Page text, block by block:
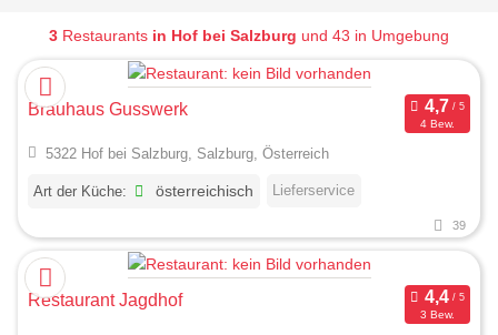
3 Restaurants in Hof bei Salzburg und 43 in Umgebung
Brauhaus Gusswerk
4 Bew.
5322 Hof bei Salzburg, Salzburg, Österreich
Art der Küche: österreichisch Lieferservice
39
Restaurant Jagdhof
3 Bew.